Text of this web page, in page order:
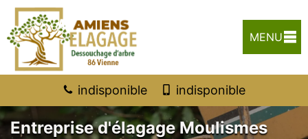
MENU
indisponible indisponible
Entreprise d'élagage Moulismes